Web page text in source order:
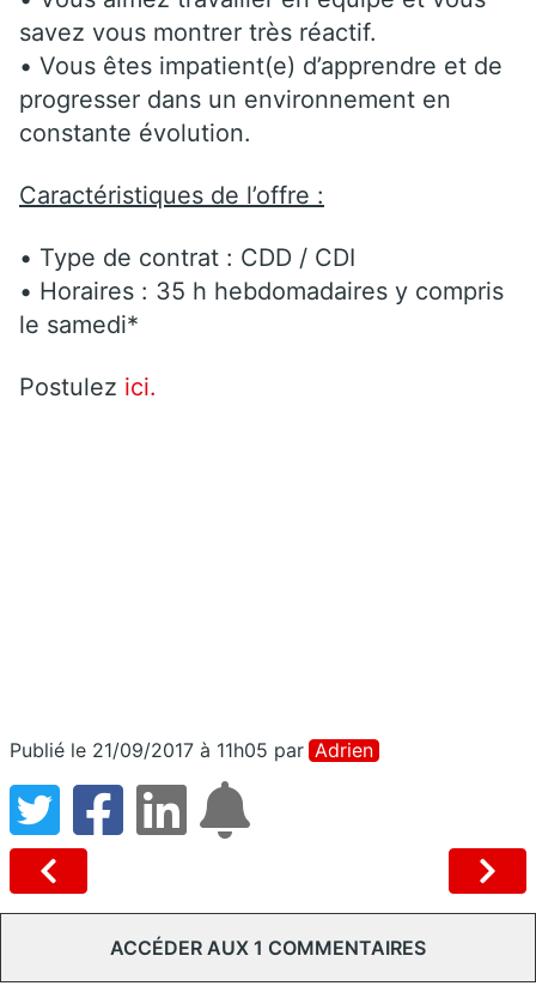
savez vous montrer très réactif.
• Vous êtes impatient(e) d’apprendre et de
progresser dans un environnement en
constante évolution.
Caractéristiques de l’offre :
• Type de contrat : CDD / CDI
• Horaires : 35 h hebdomadaires y compris
le samedi*
Postulez ici.
Publié le 21/09/2017 à 11h05 par Adrien
ACCÉDER AUX 1 COMMENTAIRES